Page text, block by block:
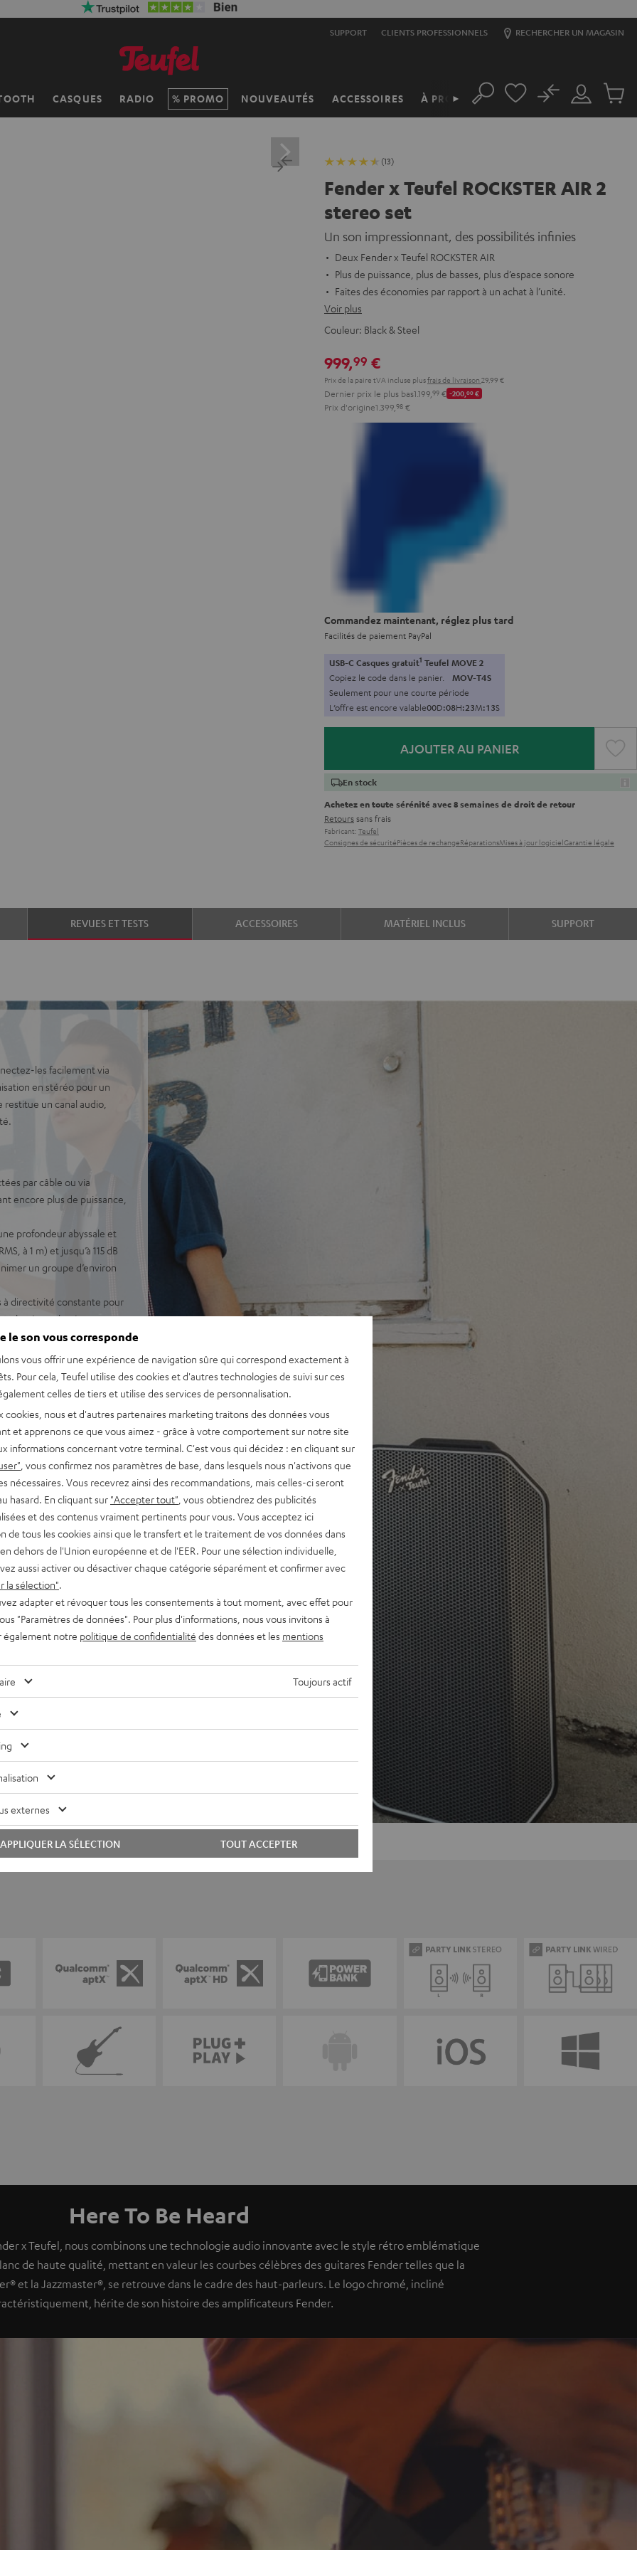
SUPPORT CLIENTS PROFESSIONNELS RECHERCHER UN MAGASIN
CASQUES RADIO PROMO NOUVEAUTÉS ACCESSOIRES À PROPOS
► Rechercher
Mon
compte
No
(13)
Fender x Teufel ROCKSTER AIR 2
stereo set
Un son impressionnant, des possibilités infinies
Deux Fender x Teufel ROCKSTER AIR
Plus de puissance, plus de basses, plus d’espace sonore
Faites des économies par rapport à un achat à l’unité.
Voir plus
Couleur: Black & Steel
999,99 €
Prix de la paire tVA incluse plusfrais de livraison 29,99 €
Dernier prix le plus bas1.199, 99 € -200,00€
Prix d'origine1.399, 98 €
Commandez maintenant, réglez plus tard
Facilités de paiement PayPal
USB-C Casques gratuit1 Teufel MOVE 2
Copiez le code dans le panier. MOV-T4S
Seulement pour une courte période
L’offre est encore valable00D:08H:23M:12S
AJOUTER AU PANIER
En stock
Achetez en toute sérénité avec 8 semaines de droit de retour
Retourssans frais
Fabricant: Teufel
Consignes de sécuritéPièces de rechangeRéparationsMises à jour logicielGarantie légale
REVUES ET TESTS ACCESSOIRES MATÉRIEL INCLUS SUPPORT
les facilement via
en stéréo pour un
un canal audio,
par câble ou via
encore plus de puissance,
profondeur abyssale et
à 1 m) et jusqu’à 115 dB
un groupe d’environ
à directivité constante pour
clarté vocale où que vous
son HiFi ultra-puissant,
sans perte depuis un
ROCKSTER AIR 2 sans
pour un setup DJ
Mixez tout via Bluetooth
Amplification efficace
du signal 32 bits.
à volume maximal en
contre la décharge
secteur possible même
de montage pour trépied
13 Evaluations)
ÉVALUATIONS
Here To Be Heard
x Teufel, nous combinons une technologie audio innovante avec le style rétro emblématique
de haute qualité, mettant en valeur les courbes célèbres des guitares Fender telles que la
et la Jazzmaster®, se retrouve dans le cadre des haut-parleurs. Le logo chromé, incliné
hérite de son histoire des amplificateurs Fender.
le son vous corresponde
vous offrir une expérience de navigation sûre qui correspond exactement à
Pour cela, Teufel utilise des cookies et d'autres technologies de suivi sur ces
celles de tiers et utilise des services de personnalisation.
cookies, nous et d'autres partenaires marketing traitons des données vous
et apprenons ce que vous aimez - grâce à votre comportement sur notre site
informations concernant votre terminal. C'est vous qui décidez : en cliquant sur
, vous confirmez nos paramètres de base, dans lesquels nous n'activons que
nécessaires. Vous recevrez ainsi des recommandations, mais celles-ci seront
hasard. En cliquant sur "Accepter tout" , vous obtiendrez des publicités
et des contenus vraiment pertinents pour vous. Vous acceptez ici
de tous les cookies ainsi que le transfert et le traitement de vos données dans
dehors de l'Union européenne et de l'EER. Pour une sélection individuelle,
aussi activer ou désactiver chaque catégorie séparément et confirmer avec
la sélection"
adapter et révoquer tous les consentements à tout moment, avec effet pour
"Paramètres de données". Pour plus d'informations, nous vous invitons à
également notre politique de confidentialité des données et les mentions
Toujours actif
externes
TOUT ACCEPTER
APPLIQUER LA SÉLECTION